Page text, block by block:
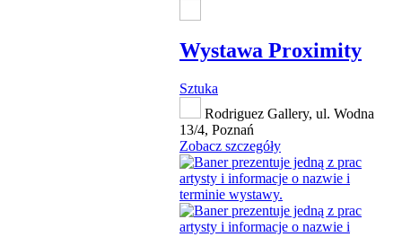
Wystawa Proximity
Sztuka
Rodriguez Gallery, ul. Wodna
13/4, Poznań
Zobacz szczegóły